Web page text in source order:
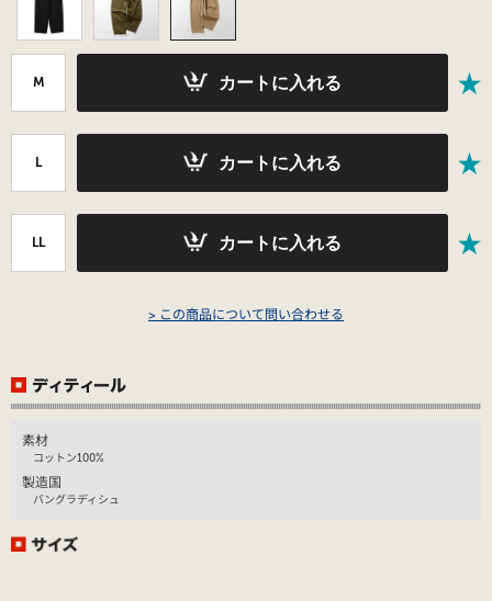
M カートに入れる
L カートに入れる
LL カートに入れる
> この商品について問い合わせる
素材
コットン100%
製造国
バングラディシュ